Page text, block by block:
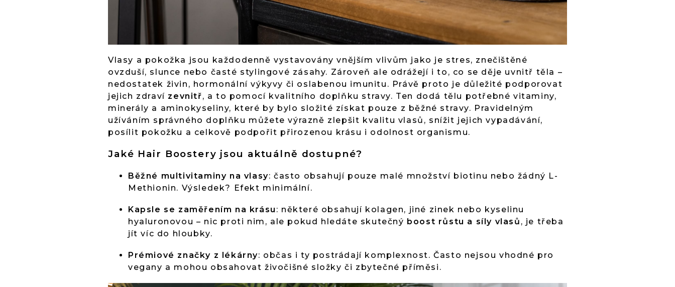
Vlasy a pokožka jsou každodenně vystavovány vnějším vlivům jako je stres, znečištěné
ovzduší, slunce nebo časté stylingové zásahy. Zároveň ale odrážejí i to, co se děje uvnitř těla –
nedostatek živin, hormonální výkyvy či oslabenou imunitu. Právě proto je důležité podporovat
jejich zdraví zevnitř, a to pomocí kvalitního doplňku stravy. Ten dodá tělu potřebné vitaminy,
minerály a aminokyseliny, které by bylo složité získat pouze z běžné stravy. Pravidelným
užíváním správného doplňku můžete výrazně zlepšit kvalitu vlasů, snížit jejich vypadávání,
posílit pokožku a celkově podpořit přirozenou krásu i odolnost organismu.
Jaké Hair Boostery jsou aktuálně dostupné?
Běžné multivitaminy na vlasy: často obsahují pouze malé množství biotinu nebo žádný L-
Methionin. Výsledek? Efekt minimální.
Kapsle se zaměřením na krásu : některé obsahují kolagen, jiné zinek nebo kyselinu
hyaluronovou – nic proti nim, ale pokud hledáte skutečný boost růstu a síly vlasů , je třeba
jít víc do hloubky.
Prémiové značky z lékárny: občas i ty postrádají komplexnost. Často nejsou vhodné pro
vegany a mohou obsahovat živočišné složky či zbytečné příměsi.